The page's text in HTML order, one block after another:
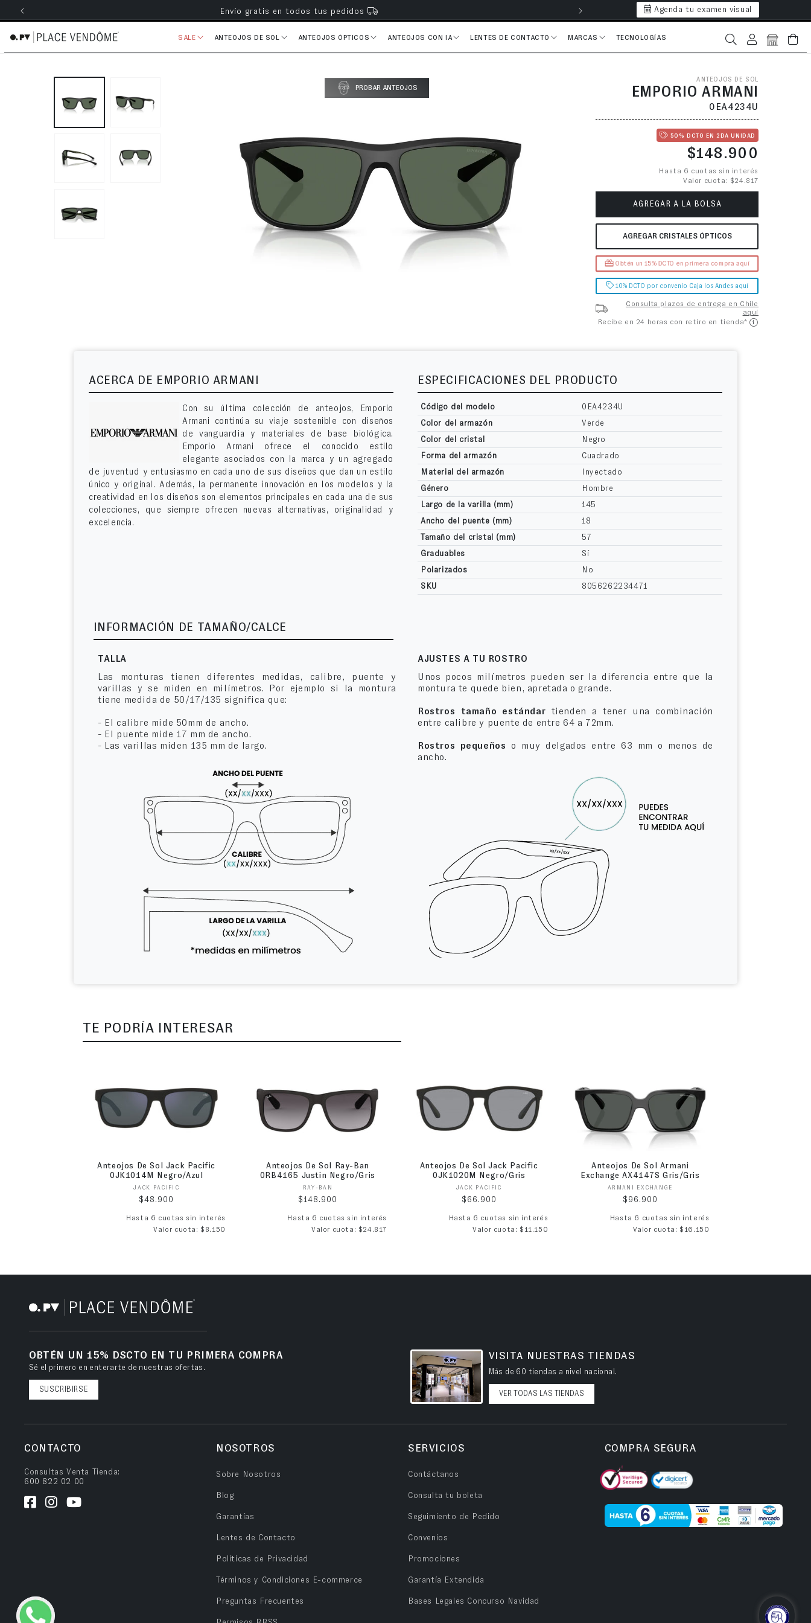
al contenido Envío gratis en todos tus pedidos Hasta 6 cuotas
Agenda tu examen visual
SALE ANTEOJOS DE SOL ANTEOJOS ÓPTICOS ANTEOJOS CON IA LENTES DE CONTACTO MARCAS TECNOLOGÍAS Iniciar sesión Bolsa
PROBAR ANTEOJOS
ANTEOJOS DE SOL
EMPORIO ARMANI
0EA4234U
50% DCTO EN 2DA UNIDAD
Precio habitual
$148.900
Hasta 6 cuotas sin interés
Valor cuota: $24.817
AGREGAR A LA BOLSA
AGREGAR CRISTALES ÓPTICOS
Obtén un 15% DCTO en primera compra aquí
10% DCTO por convenio Caja los Andes aquí
Consulta plazos de entrega en Chile
aquí
Recibe en 24 horas con retiro en tienda*
ACERCA DE EMPORIO ARMANI
Con su última colección de anteojos, Emporio
Armani continúa su viaje sostenible con diseños
de vanguardia y materiales de base biológica.
Emporio Armani ofrece el conocido estilo
elegante asociados con la marca y un agregado
de juventud y entusiasmo en cada uno de sus diseños que dan un estilo
único y original. Además, la permanente innovación en los modelos y la
creatividad en los diseños son elementos principales en cada una de sus
colecciones, que siempre ofrecen nuevas alternativas, originalidad y
excelencia.
ESPECIFICACIONES DEL PRODUCTO
Código del modelo
0EA4234U
Color del armazón
Verde
Color del cristal
Negro
Forma del armazón
Cuadrado
Material del armazón
Inyectado
Género
Hombre
Largo de la varilla (mm)
145
Ancho del puente (mm)
18
Tamaño del cristal (mm)
57
Graduables
Sí
Polarizados
No
SKU
8056262234471
INFORMACIÓN DE TAMAÑO/CALCE
TALLA
Las monturas tienen diferentes medidas, calibre, puente y
varillas y se miden en milímetros. Por ejemplo si la montura
tiene medida de 50/17/135 significa que:
- El calibre mide 50mm de ancho.
- El puente mide 17 mm de ancho.
- Las varillas miden 135 mm de largo.
AJUSTES A TU ROSTRO
Unos pocos milímetros pueden ser la diferencia entre que la
montura te quede bien, apretada o grande.
Rostros tamaño estándar tienden a tener una combinación
entre calibre y puente de entre 64 a 72mm.
Rostros pequeños o muy delgados entre 63 mm o menos de
ancho.
TE PODRÍA INTERESAR
Anteojos De Sol Jack Pacific
0JK1014M Negro/Azul
Proveedor:
JACK PACIFIC
Precio habitual
$48.900
Hasta 6 cuotas sin interés
Valor cuota: $8.150
Anteojos De Sol Ray-Ban
0RB4165 Justin Negro/Gris
Proveedor:
RAY-BAN
Precio habitual
$148.900
Hasta 6 cuotas sin interés
Valor cuota: $24.817
Anteojos De Sol Jack Pacific
0JK1020M Negro/Gris
Proveedor:
JACK PACIFIC
Precio habitual
$66.900
Hasta 6 cuotas sin interés
Valor cuota: $11.150
Anteojos De Sol Armani
Exchange AX4147S Gris/Gris
Proveedor:
ARMANI EXCHANGE
Precio habitual
$96.900
Hasta 6 cuotas sin interés
Valor cuota: $16.150
OBTÉN UN 15% DSCTO EN TU PRIMERA COMPRA
Sé el primero en enterarte de nuestras ofertas.
SUSCRIBIRSE
VISITA NUESTRAS TIENDAS
Más de 60 tiendas a nivel nacional.
VER TODAS LAS TIENDAS
CONTACTO
Consultas Venta Tienda:
600 822 02 00
NOSOTROS
Sobre Nosotros
Blog
Garantías
Lentes de Contacto
Políticas de Privacidad
Términos y Condiciones E-commerce
Preguntas Frecuentes
SERVICIOS
Contáctanos
Consulta tu boleta
Seguimiento de Pedido
Convenios
Promociones
Garantía Extendida
Bases Legales Concurso Navidad
COMPRA SEGURA